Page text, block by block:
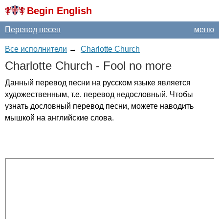
Begin English
меню
Перевод песен
Все исполнители → Charlotte Church
Charlotte Church - Fool no more
Данный перевод песни на русском языке является
художественным, т.е. перевод недословный. Чтобы
узнать дословный перевод песни, можете наводить
мышкой на английские слова.